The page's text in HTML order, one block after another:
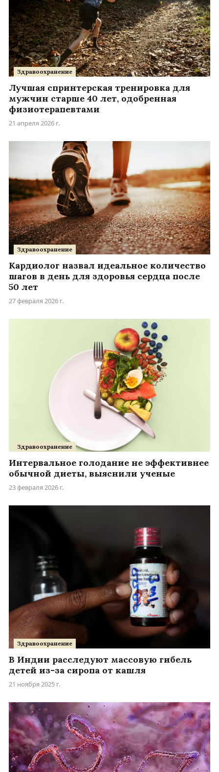
Здравоохранение
Лучшая спринтерская тренировка для
мужчин старше 40 лет, одобренная
физиотерапевтами
21 апреля 2026 г.
Здравоохранение
Кардиолог назвал идеальное количество
шагов в день для здоровья сердца после
50 лет
27 февраля 2026 г.
Здравоохранение
Интервальное голодание не эффективнее
обычной диеты, выяснили ученые
23 февраля 2026 г.
Здравоохранение
В Индии расследуют массовую гибель
детей из-за сиропа от кашля
21 ноября 2025 г.